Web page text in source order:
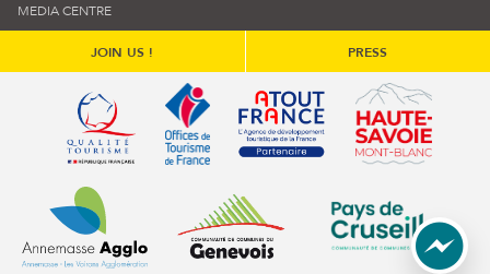
MEDIA CENTRE
JOIN US ! PRESS
Qualité tourisme (s'ouvre dans une nouvelle fenêtre)
Office de tourisme de France (s'ouvre
Atout France (s'ouvre dans
Annemasse Agglo (s'ouvre dans une nouvelle fenêtre)
Communauté de communes du
Communauté de